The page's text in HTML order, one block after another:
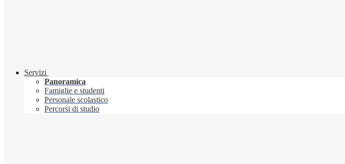
Servizi
Panoramica
Famiglie e studenti
Personale scolastico
Percorsi di studio